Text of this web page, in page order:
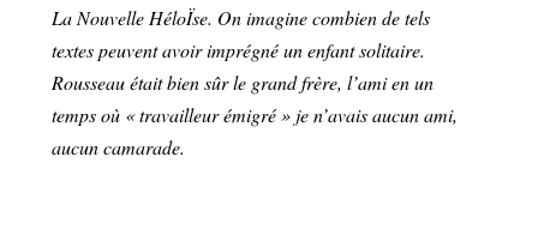
La Nouvelle HéloÏse. On imagine combien de tels
textes peuvent avoir imprégné un enfant solitaire.
Rousseau était bien sûr le grand frère, l’ami en un
temps où « travailleur émigré » je n’avais aucun ami,
aucun camarade.